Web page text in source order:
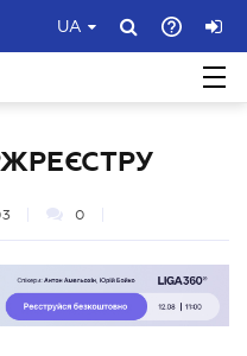
UA
0